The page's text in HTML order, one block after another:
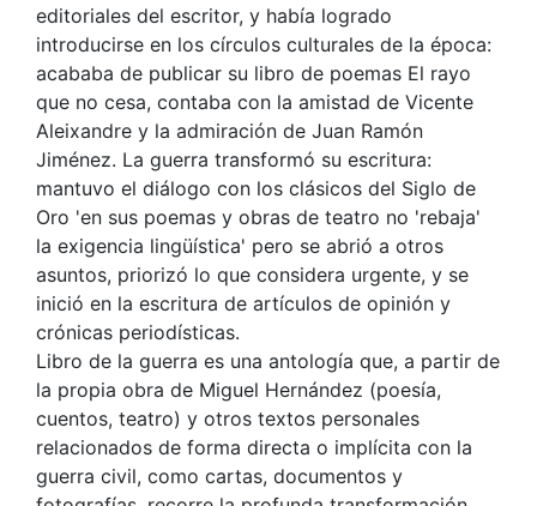
editoriales del escritor, y había logrado
introducirse en los círculos culturales de la época:
acababa de publicar su libro de poemas El rayo
que no cesa, contaba con la amistad de Vicente
Aleixandre y la admiración de Juan Ramón
Jiménez. La guerra transformó su escritura:
mantuvo el diálogo con los clásicos del Siglo de
Oro 'en sus poemas y obras de teatro no 'rebaja'
la exigencia lingüística' pero se abrió a otros
asuntos, priorizó lo que considera urgente, y se
inició en la escritura de artículos de opinión y
crónicas periodísticas.
Libro de la guerra es una antología que, a partir de
la propia obra de Miguel Hernández (poesía,
cuentos, teatro) y otros textos personales
relacionados de forma directa o implícita con la
guerra civil, como cartas, documentos y